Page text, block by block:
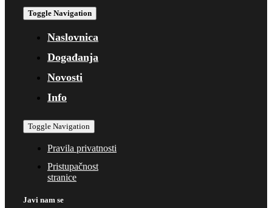
Toggle Navigation
Naslovnica
Događanja
Novosti
Info
Toggle Navigation
Pravila privatnosti
Pristupačnost
stranice
Javi nam se